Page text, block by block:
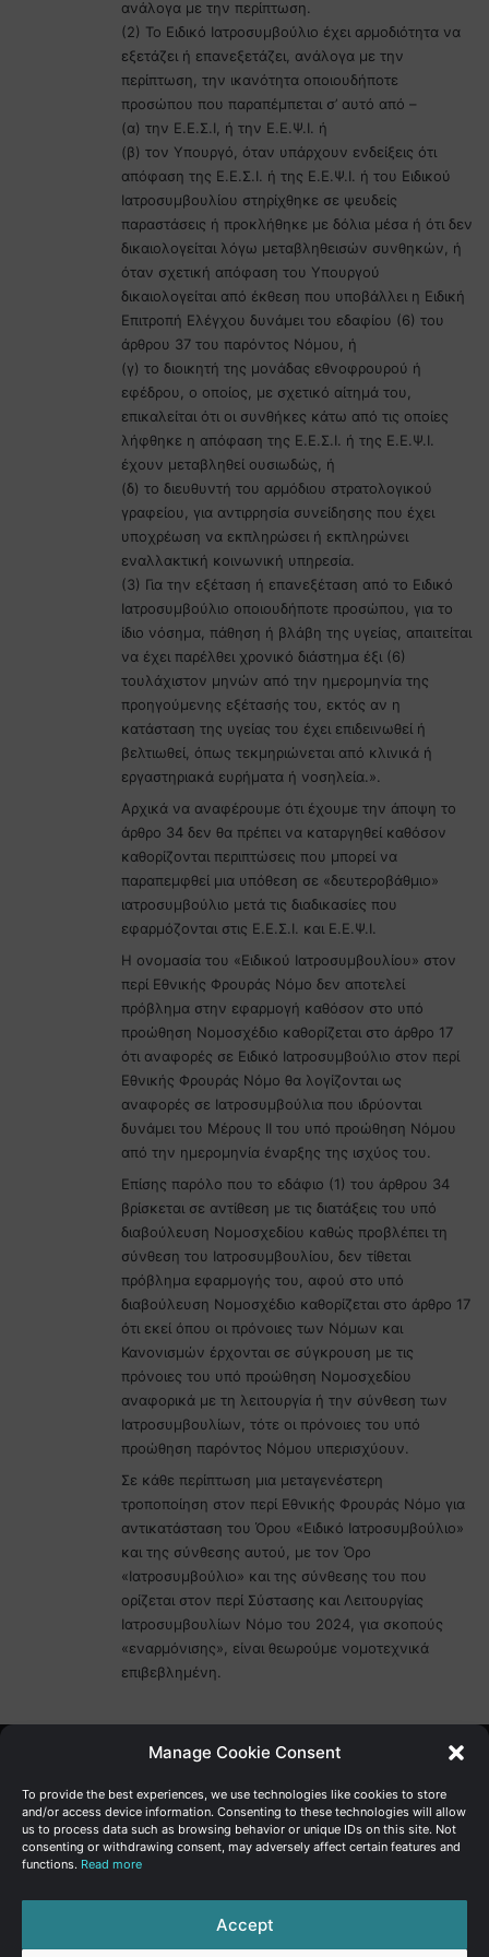
Manage Cookie Consent
To provide the best experiences, we use technologies like cookies to store
and/or access device information. Consenting to these technologies will allow
us to process data such as browsing behavior or unique IDs on this site. Not
consenting or withdrawing consent, may adversely affect certain features and
functions. Read more
Accept
ανάλογα με την περίπτωση.
(2) Το Ειδικό Ιατροσυμβούλιο έχει αρμοδιότητα να
εξετάζει ή επανεξετάζει, ανάλογα με την
περίπτωση, την ικανότητα οποιουδήποτε
προσώπου που παραπέμπεται σ’ αυτό από –
(α) την Ε.Ε.Σ.Ι, ή την Ε.Ε.Ψ.Ι. ή
(β) τον Υπουργό, όταν υπάρχουν ενδείξεις ότι
απόφαση της Ε.Ε.Σ.Ι. ή της Ε.Ε.Ψ.Ι. ή του Ειδικού
Ιατροσυμβουλίου στηρίχθηκε σε ψευδείς
παραστάσεις ή προκλήθηκε με δόλια μέσα ή ότι δεν
δικαιολογείται λόγω μεταβληθεισών συνθηκών, ή
όταν σχετική απόφαση του Υπουργού
δικαιολογείται από έκθεση που υποβάλλει η Ειδική
Επιτροπή Ελέγχου δυνάμει του εδαφίου (6) του
άρθρου 37 του παρόντος Νόμου, ή
(γ) το διοικητή της μονάδας εθνοφρουρού ή
εφέδρου, ο οποίος, με σχετικό αίτημά του,
επικαλείται ότι οι συνθήκες κάτω από τις οποίες
λήφθηκε η απόφαση της Ε.Ε.Σ.Ι. ή της Ε.Ε.Ψ.Ι.
έχουν μεταβληθεί ουσιωδώς, ή
(δ) το διευθυντή του αρμόδιου στρατολογικού
γραφείου, για αντιρρησία συνείδησης που έχει
υποχρέωση να εκπληρώσει ή εκπληρώνει
εναλλακτική κοινωνική υπηρεσία.
(3) Για την εξέταση ή επανεξέταση από το Ειδικό
Ιατροσυμβούλιο οποιουδήποτε προσώπου, για το
ίδιο νόσημα, πάθηση ή βλάβη της υγείας, απαιτείται
να έχει παρέλθει χρονικό διάστημα έξι (6)
τουλάχιστον μηνών από την ημερομηνία της
προηγούμενης εξέτασής του, εκτός αν η
κατάσταση της υγείας του έχει επιδεινωθεί ή
βελτιωθεί, όπως τεκμηριώνεται από κλινικά ή
εργαστηριακά ευρήματα ή νοσηλεία.».
Αρχικά να αναφέρουμε ότι έχουμε την άποψη το
άρθρο 34 δεν θα πρέπει να καταργηθεί καθόσον
καθορίζονται περιπτώσεις που μπορεί να
παραπεμφθεί μια υπόθεση σε «δευτεροβάθμιο»
ιατροσυμβούλιο μετά τις διαδικασίες που
εφαρμόζονται στις Ε.Ε.Σ.Ι. και Ε.Ε.Ψ.Ι.
Η ονομασία του «Ειδικού Ιατροσυμβουλίου» στον
περί Εθνικής Φρουράς Νόμο δεν αποτελεί
πρόβλημα στην εφαρμογή καθόσον στο υπό
προώθηση Νομοσχέδιο καθορίζεται στο άρθρο 17
ότι αναφορές σε Ειδικό Ιατροσυμβούλιο στον περί
Εθνικής Φρουράς Νόμο θα λογίζονται ως
αναφορές σε Ιατροσυμβούλια που ιδρύονται
δυνάμει του Μέρους ΙΙ του υπό προώθηση Νόμου
από την ημερομηνία έναρξης της ισχύος του.
Επίσης παρόλο που το εδάφιο (1) του άρθρου 34
βρίσκεται σε αντίθεση με τις διατάξεις του υπό
διαβούλευση Νομοσχεδίου καθώς προβλέπει τη
σύνθεση του Ιατροσυμβουλίου, δεν τίθεται
πρόβλημα εφαρμογής του, αφού στο υπό
διαβούλευση Νομοσχέδιο καθορίζεται στο άρθρο 17
ότι εκεί όπου οι πρόνοιες των Νόμων και
Κανονισμών έρχονται σε σύγκρουση με τις
πρόνοιες του υπό προώθηση Νομοσχεδίου
αναφορικά με τη λειτουργία ή την σύνθεση των
Ιατροσυμβουλίων, τότε οι πρόνοιες του υπό
προώθηση παρόντος Νόμου υπερισχύουν.
Σε κάθε περίπτωση μια μεταγενέστερη
τροποποίηση στον περί Εθνικής Φρουράς Νόμο για
αντικατάσταση του Όρου «Ειδικό Ιατροσυμβούλιο»
και της σύνθεσης αυτού, με τον Όρο
«Ιατροσυμβούλιο» και της σύνθεσης του που
ορίζεται στον περί Σύστασης και Λειτουργίας
Ιατροσυμβουλίων Νόμο του 2024, για σκοπούς
«εναρμόνισης», είναι θεωρούμε νομοτεχνικά
επιβεβλημένη.
Γενική Διεύθυνση Ανάπτυξης
Υπουργείο Οικονομικών | Κυπριακή Δημοκρατία
Ιστ: